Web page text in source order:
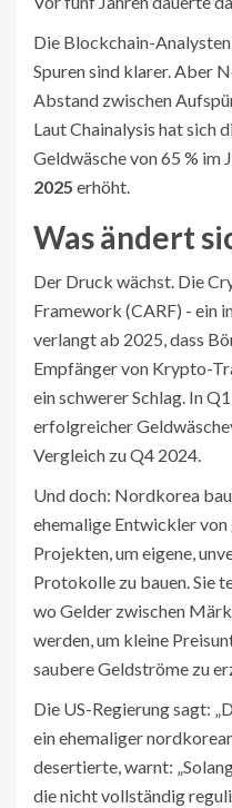
Die Blockchain-
Spuren sind klarer. Aber
Abstand zwischen
Laut Chainalysis hat sich
Geldwäsche von 65 % im
2025 erhöht.
Was ändert
Der Druck wächst. Die
Framework (CARF) - ein
verlangt ab 2025, dass
Empfänger von Krypto-
ein schwerer Schlag. In
erfolgreicher
Vergleich zu Q4 2024.
Und doch: Nordkorea
ehemalige Entwickler
Projekten, um eigene,
Protokolle zu bauen. Sie
wo Gelder zwischen
werden, um kleine
saubere Geldströme zu
Die US-Regierung sagt:
ein ehemaliger
desertierte, warnt:
die nicht vollständig